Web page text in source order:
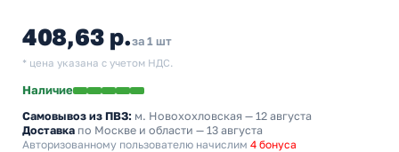
408,63 р.за 1 шт
* цена указана с учетом НДС.
Наличие
Самовывоз из ПВЗ: м. Новохохловская — 12 августа
Доставка по Москве и области — 13 августа
Авторизованному пользователю начислим 4 бонуса